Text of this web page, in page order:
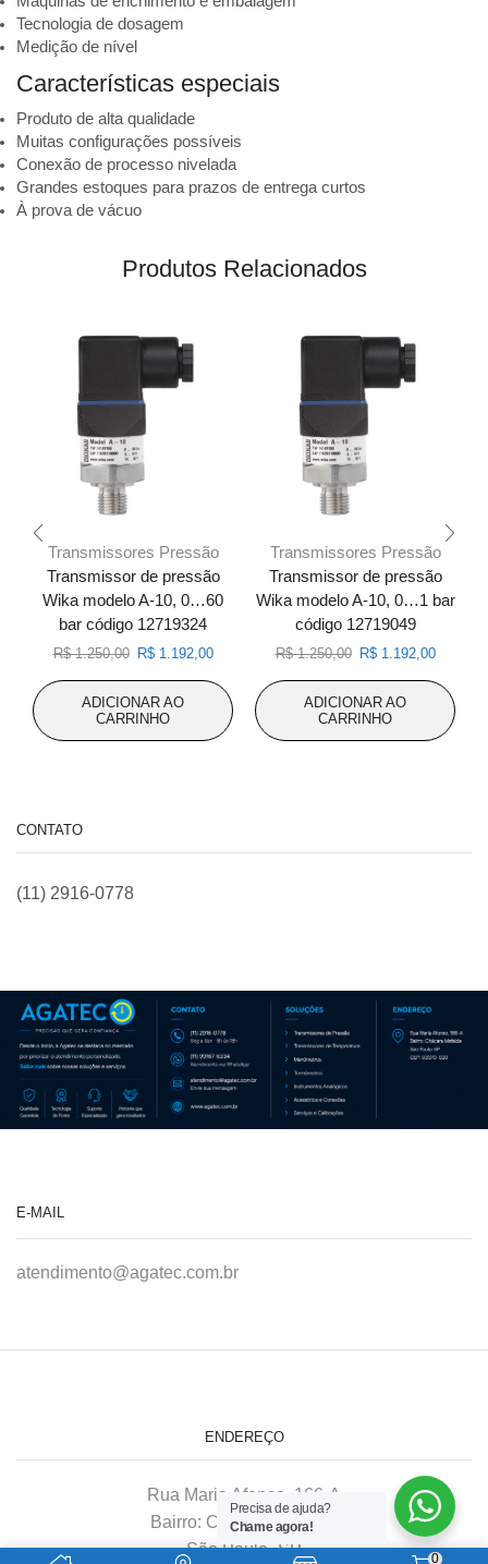
Tecnologia de dosagem
Medição de nível
Características especiais
Produto de alta qualidade
Muitas configurações possíveis
Conexão de processo nivelada
Grandes estoques para prazos de entrega curtos
À prova de vácuo
Produtos Relacionados
Transmissores Pressão
Transmissor de pressão
Wika modelo A-10, 0…60
bar código 12719324
R$1.250,00 O
original
era:
R$ 1.250,00.
R$1.192,00O
atual
R$ 1.192,00.
ADICIONAR AO
CARRINHO
Transmissores Pressão
Transmissor de pressão
Wika modelo A-10, 0…1 bar
código 12719049
R$1.250,00 O
original
era:
R$ 1.250,00.
R$1.192,00O
atual
R$
ADICIONAR AO
CARRINHO
CONTATO
(11) 2916-0778
E-MAIL
atendimento@agatec.com.br
ENDEREÇO
Rua Maria Afonso, 166-A
Bairro: Chácara Mafalda
São Paulo–SP
0
Precisa de ajuda?
Chame agora!